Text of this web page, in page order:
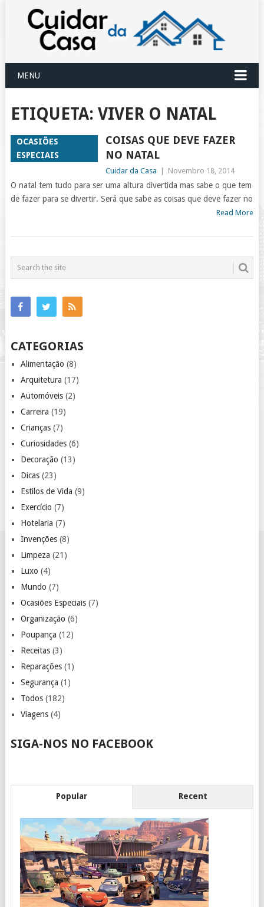
MENU
ETIQUETA: VIVER O NATAL
OCASIÕES
ESPECIAIS
COISAS QUE DEVE FAZER
NO NATAL
Cuidar da Casa Novembro 18, 2014
O natal tem tudo para ser uma altura divertida mas sabe o que tem
de fazer para se divertir. Será que sabe as coisas que deve fazer no
Read More
CATEGORIAS
Alimentação (8)
Arquitetura (17)
Automóveis(2)
Carreira (19)
Crianças(7)
Curiosidades(6)
Decoração (13)
Dicas(23)
Estilos de Vida (9)
Exercício (7)
Hotelaria (7)
Invenções(8)
Limpeza (21)
Luxo (4)
Mundo (7)
Ocasiões Especiais(7)
Organização (6)
Poupança (12)
Receitas(3)
Reparações(1)
Segurança (1)
Todos(182)
Viagens(4)
SIGA-NOS NO FACEBOOK
Popular Recent